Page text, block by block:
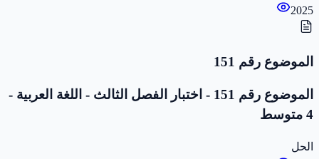
2025
الموضوع رقم 151
الموضوع رقم 151 - اختبار الفصل الثالث - اللغة العربية -
4 متوسط
الحل